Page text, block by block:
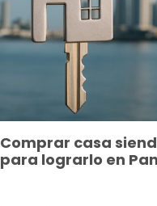
Comprar casa
para lograrlo en